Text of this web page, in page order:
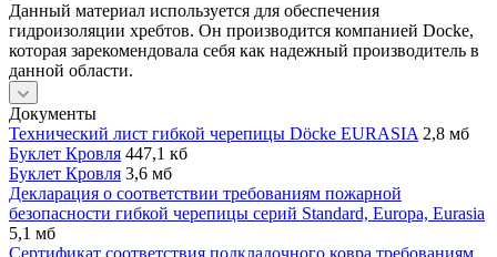
Данный материал используется для обеспечения
гидроизоляции хребтов. Он производится компанией Docke,
которая зарекомендовала себя как надежный производитель в
данной области.
Документы
Технический лист гибкой черепицы Döcke EURASIA 2,8 мб
Буклет Кровля 447,1 кб
Буклет Кровля 3,6 мб
Декларация о соответствии требованиям пожарной
безопасности гибкой черепицы серий Standard, Europa, Eurasia
5,1 мб